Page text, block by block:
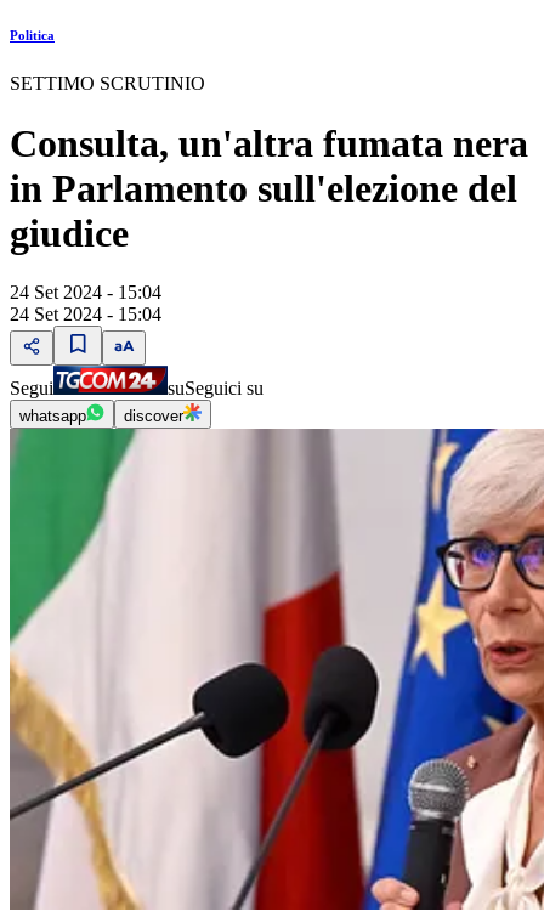
Politica
SETTIMO SCRUTINIO
Consulta, un'altra fumata nera
in Parlamento sull'elezione del
giudice
24 Set 2024 - 15:04
24 Set 2024 - 15:04
Segui suSeguici su
whatsapp discover